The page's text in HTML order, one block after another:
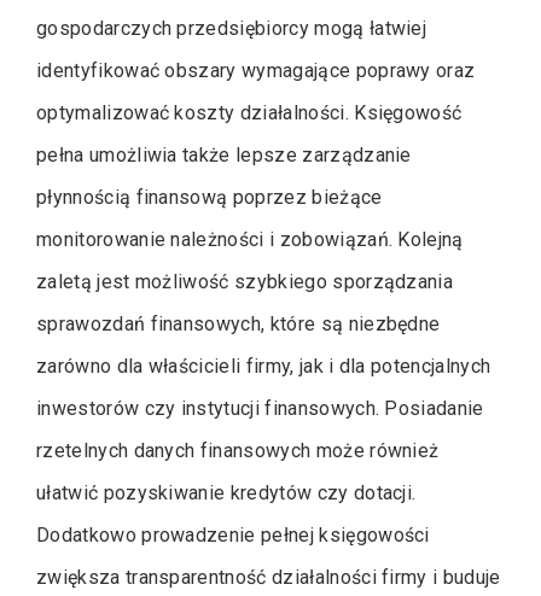
gospodarczych przedsiębiorcy mogą łatwiej
identyfikować obszary wymagające poprawy oraz
optymalizować koszty działalności. Księgowość
pełna umożliwia także lepsze zarządzanie
płynnością finansową poprzez bieżące
monitorowanie należności i zobowiązań. Kolejną
zaletą jest możliwość szybkiego sporządzania
sprawozdań finansowych, które są niezbędne
zarówno dla właścicieli firmy, jak i dla potencjalnych
inwestorów czy instytucji finansowych. Posiadanie
rzetelnych danych finansowych może również
ułatwić pozyskiwanie kredytów czy dotacji.
Dodatkowo prowadzenie pełnej księgowości
zwiększa transparentność działalności firmy i buduje